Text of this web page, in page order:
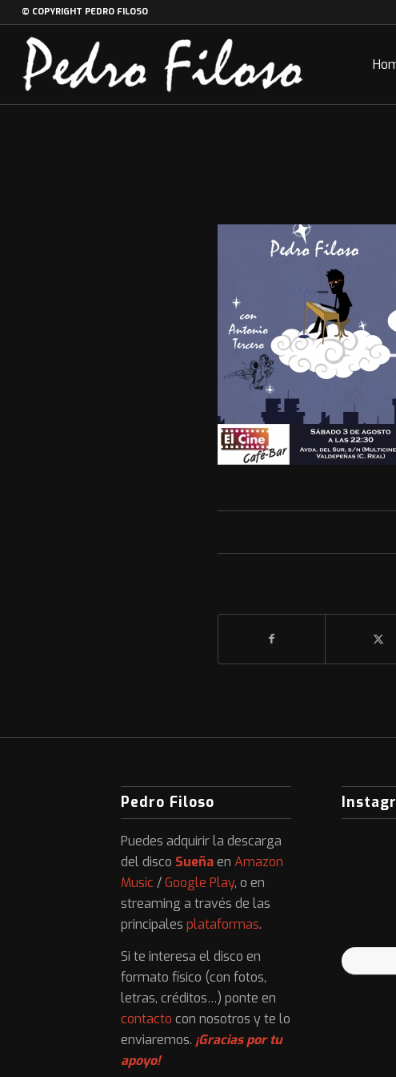
© COPYRIGHT PEDRO FILOSO
Pedro Filoso
Puedes adquirir la descarga
del disco Sueñaen Amazon
Music/Google Play, o en
streaming a través de las
principales plataformas.
Si te interesa el disco en
formato físico (con fotos,
letras, créditos…) ponte en
contacto con nosotros y te lo
enviaremos. ¡Gracias por tu
apoyo!